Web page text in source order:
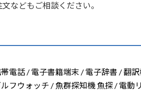
などもご相談ください。
電話 / 電子書籍端末 / 電子辞書 / 翻
フウォッチ / 魚群探知機 魚探 / 電動